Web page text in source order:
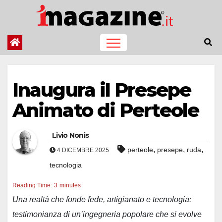
contenuto
Inaugura il Presepe
Animato di Perteole
Livio Nonis
4 DICEMBRE 2025 perteole, presepe, ruda,
tecnologia
Reading Time: 3 minutes
Una realtà che fonde fede, artigianato e tecnologia:
testimonianza di un’ingegneria popolare che si evolve